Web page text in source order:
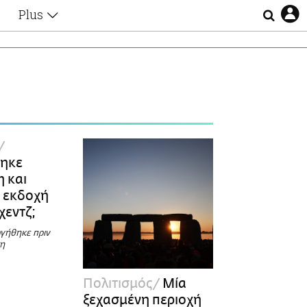
Plus
Απώλειες
Lgbtqi+
Επιλογές
και
εκδοχή
πριν
Πολιτισμός Μία
ξεχασμένη περιοχή